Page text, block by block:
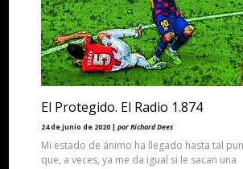
El Protegido. El Radio 1.874
24 de junio de 2020 | por Richard Dees
Mi estado de ánimo ha llegado hasta tal
que, a veces, ya me da igual si le sacan una